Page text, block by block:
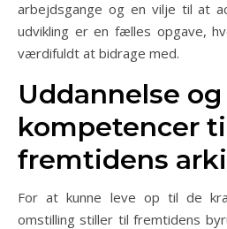
arbejdsgange og en vilje til at
udvikling er en fælles opgave,
værdifuldt at bidrage med.
Uddannelse
kompetencer
fremtidens
For at kunne leve op til de
omstilling stiller til fremtidens